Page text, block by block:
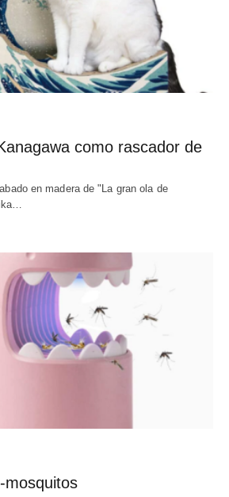
como rascador de
en madera de "La gran ola de
mosquitos